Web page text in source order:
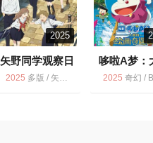
2025
矢野同学观察日
记
7.2
2025 多版 / 矢野同学观察日记 / 动画
哆啦A梦：
的绘画奇遇
2025 奇幻 / BD多版 / 动画 / 冒险 / 喜剧